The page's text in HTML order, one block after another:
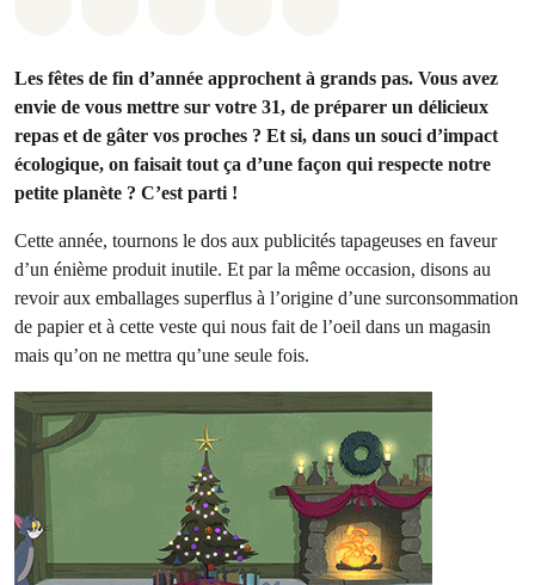
Les fêtes de fin d’année approchent à grands pas. Vous avez
envie de vous mettre sur votre 31, de préparer un délicieux
repas et de gâter vos proches ? Et si, dans un souci d’impact
écologique, on faisait tout ça d’une façon qui respecte notre
petite planète ? C’est parti !
Cette année, tournons le dos aux publicités tapageuses en faveur
d’un énième produit inutile. Et par la même occasion, disons au
revoir aux emballages superflus à l’origine d’une surconsommation
de papier et à cette veste qui nous fait de l’oeil dans un magasin
mais qu’on ne mettra qu’une seule fois.